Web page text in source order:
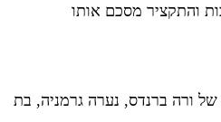
והתקציר מסכם אותו
ורה ברנדס, נערה גרמניה, בת